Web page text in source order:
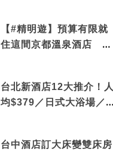
【#精明遊】預算有限就
住這間京都溫泉酒店 車
台北新酒店12大推介！人
均$379／日式大浴場／1
台中酒店訂大床變雙床房